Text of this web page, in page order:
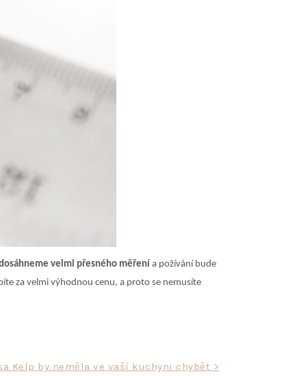
velmi přesného měření a požívání bude
za velmi výhodnou cenu, a proto se nemusíte
Kelp by neměla ve vaší kuchyni chybět >